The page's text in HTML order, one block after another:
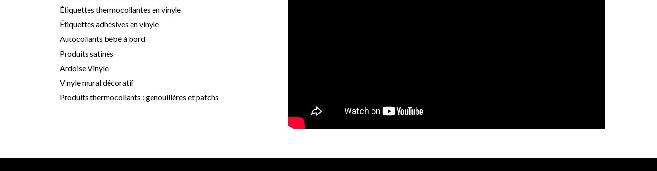
Étiquettes thermocollantes en vinyle
Étiquettes adhésives en vinyle
Autocollants bébé à bord
Produits satinés
Ardoise Vinyle
Vinyle mural décoratif
Produits thermocollants : genouillères et patchs